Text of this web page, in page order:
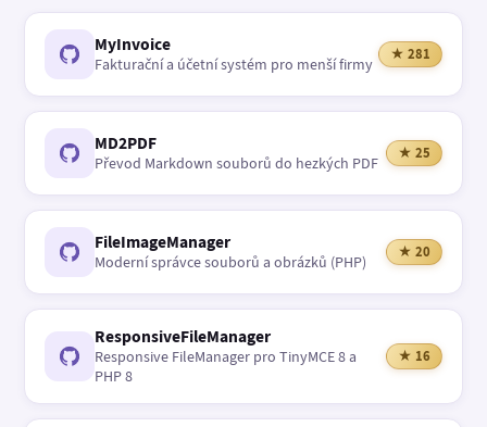
MyInvoice
Fakturační a účetní systém pro menší firmy
★ 281
MD2PDF
Převod Markdown souborů do hezkých PDF
★ 25
FileImageManager
Moderní správce souborů a obrázků (PHP)
★ 20
ResponsiveFileManager
Responsive FileManager pro TinyMCE 8 a
PHP 8
★ 16